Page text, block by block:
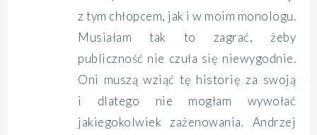
z tym chłopcem, jak i w moim monologu.
Musiałam tak to zagrać, żeby
publiczność nie czuła się niewygodnie.
Oni muszą wziąć tę historię za swoją
i dlatego nie mogłam wywołać
jakiegokolwiek zażenowania. Andrzej